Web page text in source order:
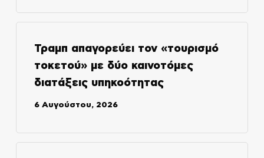
Τραμπ απαγορεύει τον «τουρισμό
τοκετού» με δύο καινοτόμες
διατάξεις υπηκοότητας
6 Αυγούστου, 2026